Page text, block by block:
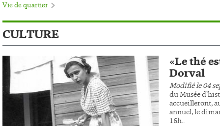
Vie de quartier
CULTURE
«Le thé
Dorval
Modifié le 04
du Musée
accueilleront,
annuel, le
16h..